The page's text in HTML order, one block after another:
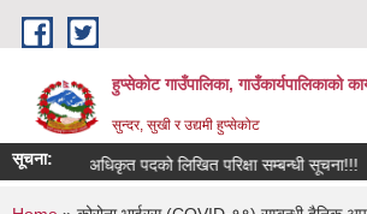
Skip to main content
हुप्सेकोट गाउँपालिका, गाउँकार्यपालिकाको
सुन्दर, सुखी र उद्यमी हुप्सेकोट
सूचना:नापी अधिकृत पदको लिखित परिक्षा सम्बन्धी सूचना!!!